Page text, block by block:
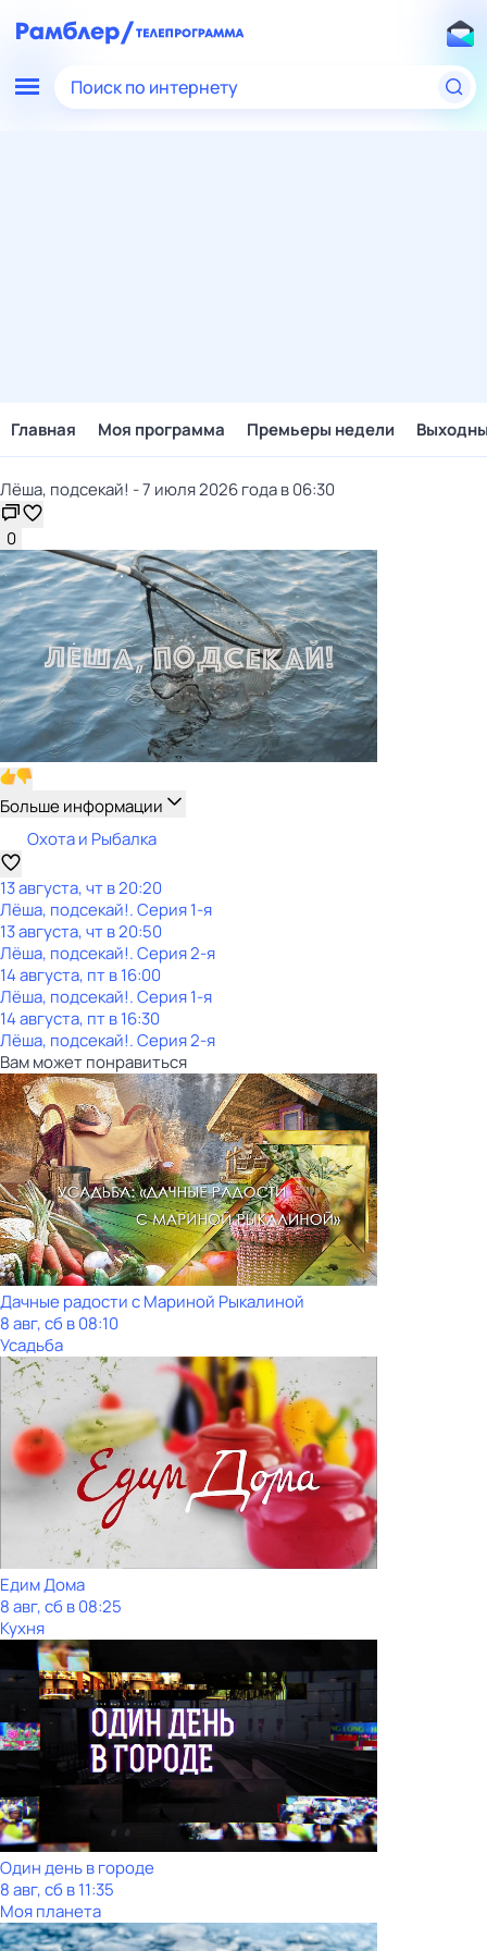
Поиск по интернету
Главная Моя программа Премьеры недели
Лёша, подсекай! - 7 июля 2026 года в 06:30
0
Больше информации
Охота и Рыбалка
13 августа, чт в 20:20
Лёша, подсекай!. Серия 1-я
13 августа, чт в 20:50
Лёша, подсекай!. Серия 2-я
14 августа, пт в 16:00
Лёша, подсекай!. Серия 1-я
14 августа, пт в 16:30
Лёша, подсекай!. Серия 2-я
Вам может понравиться
Дачные радости с Мариной Рыкалиной
8 авг, сб в 08:10
Усадьба
Едим Дома
8 авг, сб в 08:25
Кухня
Один день в городе
8 авг, сб в 11:35
Моя планета